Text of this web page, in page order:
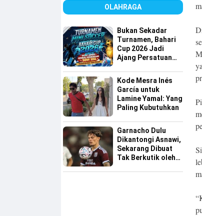
OLAHRAGA
Bukan Sekadar
Turnamen, Bahari
Cup 2026 Jadi
Ajang Persatuan
Sinjai
Kode Mesra Inés
García untuk
Lamine Yamal: Yang
Paling Kubutuhkan
Garnacho Dulu
Dikantongi Asnawi,
Sekarang Dibuat
Tak Berkutik oleh